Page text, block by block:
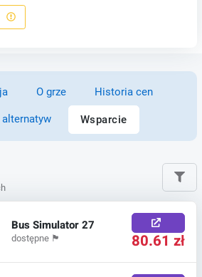
O grze Historia cen
alternatyw Wsparcie
Bus Simulator 27
dostępne 🏴 80.61 zł